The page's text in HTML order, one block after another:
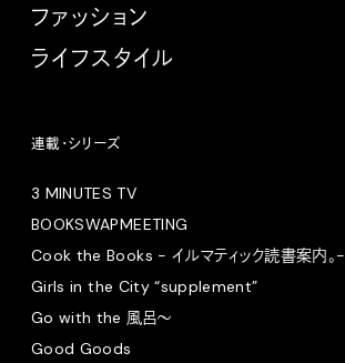
ファッション
ライフスタイル
連載・シリーズ
3 MINUTES TV
BOOKSWAPMEETING
Cook the Books - イルマティック読書案内。-
Girls in the City “supplement”
Go with the 風呂〜
Good Goods